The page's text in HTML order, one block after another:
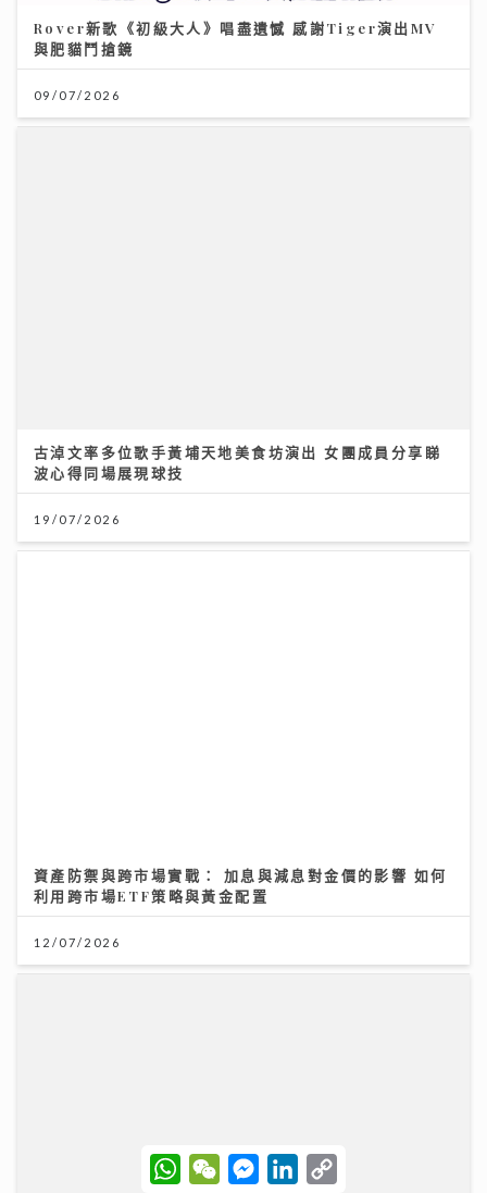
Rover新歌《初級大人》唱盡遺憾 感謝Tiger演出MV
與肥貓鬥搶鏡
09/07/2026
19/07/2026
12/07/2026
W
h
W
e
M
e
L